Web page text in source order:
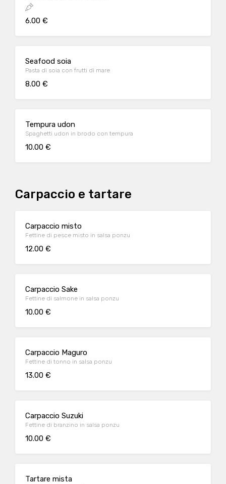
6.00 €
Seafood soia
Pasta di soia con frutti di mare
8.00 €
Tempura udon
Spaghetti udon in brodo con tempura
10.00 €
Carpaccio e tartare
Carpaccio misto
Fettine di pesce misto in salsa ponzu
12.00 €
Carpaccio Sake
Fettine di salmone in salsa ponzu
10.00 €
Carpaccio Maguro
Fettine di tonno in salsa ponzu
13.00 €
Carpaccio Suzuki
Fettine di branzino in salsa ponzu
10.00 €
Tartare mista